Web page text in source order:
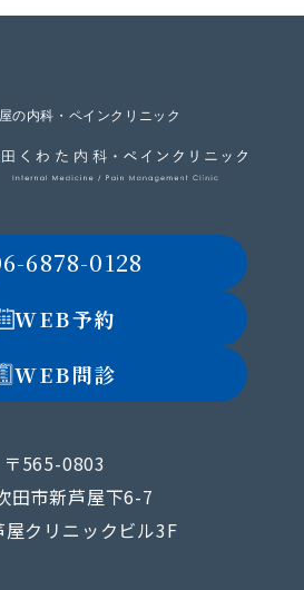
の内科・ペインクリニック
6878-0128
WEB予約
WEB問診
〒565-0803
田市新芦屋下6-7
屋クリニックビル3F